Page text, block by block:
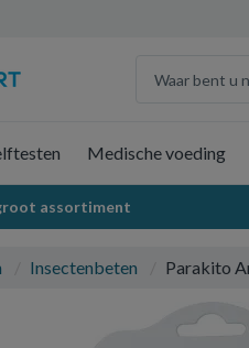
Medische voeding
assortiment
Insectenbeten Parakito